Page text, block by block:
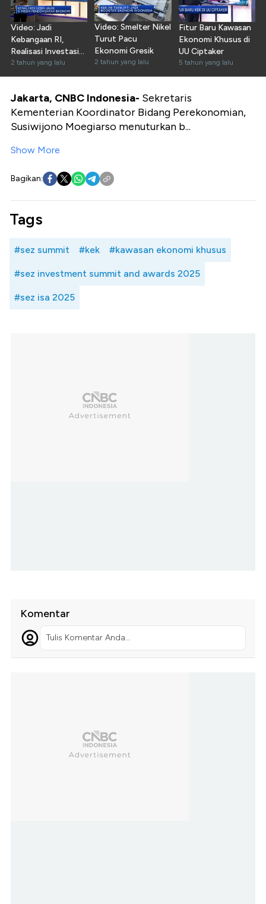
Video: Jadi
Kebangaan RI,
Realisasi Investasi
KEK Capai Rp187 T
2 tahun yang lalu
Video: Smelter Nikel
Turut Pacu
Ekonomi Gresik
2 tahun yang lalu
Fitur Baru Kawasan
Ekonomi Khusus di
UU Ciptaker
5 tahun yang lalu
Jakarta, CNBC Indonesia- Sekretaris
Kementerian Koordinator Bidang Perekonomian,
Susiwijono Moegiarso menuturkan b...
Show More
Bagikan:
Tags
#sez summit #kek #kawasan ekonomi khusus
#sez investment summit and awards 2025
#sez isa 2025
Komentar
Tulis Komentar Anda...